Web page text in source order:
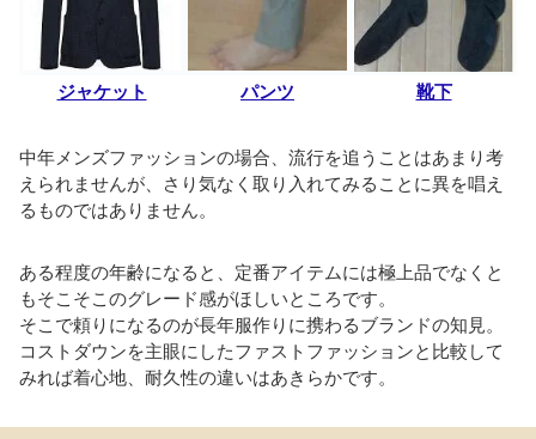
ジャケット パンツ 靴下
中年メンズファッションの場合、流行を追うことはあまり考
えられませんが、さり気なく取り入れてみることに異を唱え
るものではありません。
ある程度の年齢になると、定番アイテムには極上品でなくと
もそこそこのグレード感がほしいところです。
そこで頼りになるのが長年服作りに携わるブランドの知見。
コストダウンを主眼にしたファストファッションと比較して
みれば着心地、耐久性の違いはあきらかです。